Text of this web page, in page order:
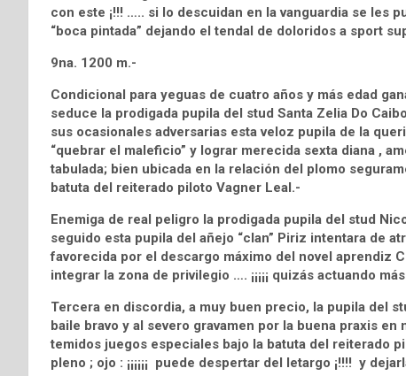
con este ¡!!! ….. si lo descuidan en la vanguardia se les
“boca pintada” dejando el tendal de doloridos a sport
9na. 1200 m.-
Condicional para yeguas de cuatro años y más edad
seduce la prodigada pupila del stud Santa Zelia Do
sus ocasionales adversarias esta veloz pupila de la
“quebrar el maleficio” y lograr merecida sexta diana ,
tabulada; bien ubicada en la relación del plomo
batuta del reiterado piloto Vagner Leal.-
Enemiga de real peligro la prodigada pupila del stud
seguido esta pupila del añejo “clan” Piriz intentara de
favorecida por el descargo máximo del novel aprendiz
integrar la zona de privilegio …. ¡¡¡¡¡ quizás actuando
Tercera en discordia, a muy buen precio, la pupila del
baile bravo y al severo gravamen por la buena praxis
temidos juegos especiales bajo la batuta del reiterado
pleno ; ojo : ¡¡¡¡¡¡ puede despertar del letargo ¡!!!! y